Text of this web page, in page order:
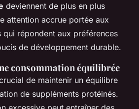
deviennent de plus en plus
attention accrue portée aux
qui répondent aux préférences
de développement durable.
consommation équilibrée
de maintenir un équilibre
de suppléments protéinés.